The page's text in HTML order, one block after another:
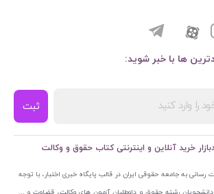
ها با خبر شوید:
ثبت
خرید آنلاین و اینترنتی کتاب حقوق و وکالت
به جامعه حقوقی ایران در قالب پایگاه خبری اختبار، با توجه